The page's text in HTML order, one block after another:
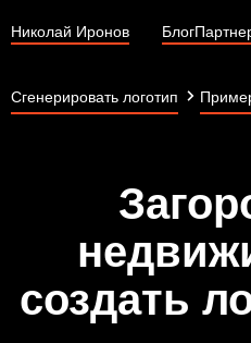
Николай Иронов Блог
Сгенерировать логотип
создать